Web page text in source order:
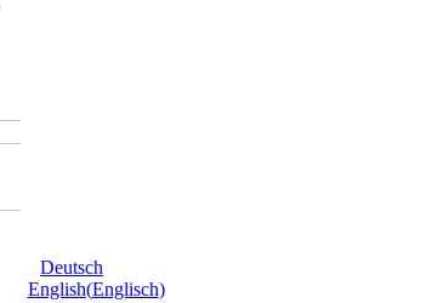
Deutsch
English(Englisch)